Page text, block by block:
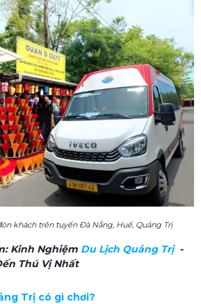
khách trên tuyến Đà Nẵng, Huế, Quảng Trị
Kinh Nghiệm Du Lịch Quảng Trị​-
Thú Vị Nhất
Trị có gì chơi?